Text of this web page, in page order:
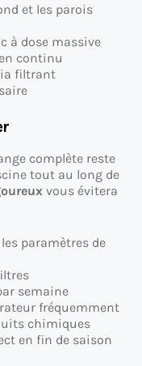
et les parois
à dose massive
continu
filtrant
complète reste
tout au long de
vous évitera
paramètres de
semaine
fréquemment
chimiques
en fin de saison